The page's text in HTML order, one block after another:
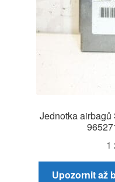
Jednotka
1
Upozornit až